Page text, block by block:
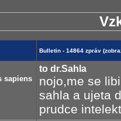
Bulletin - 14864 zpráv
sapiens
to dr.Sahla
nojo,me se
sahla a ujeta
prudce